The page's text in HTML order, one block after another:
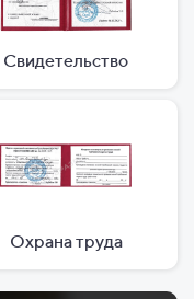
Свидетельство
Охрана труда